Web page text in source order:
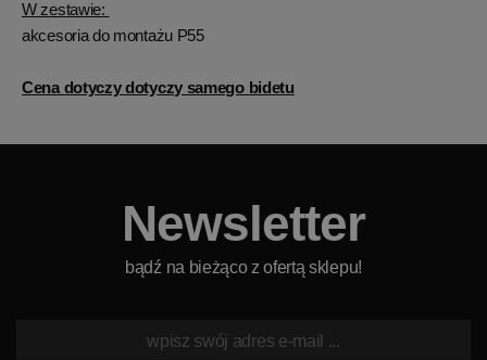
W zestawie:
akcesoria do montażu P55
Cena dotyczy dotyczy samego bidetu
Newsletter
bądź na bieżąco z ofertą sklepu!